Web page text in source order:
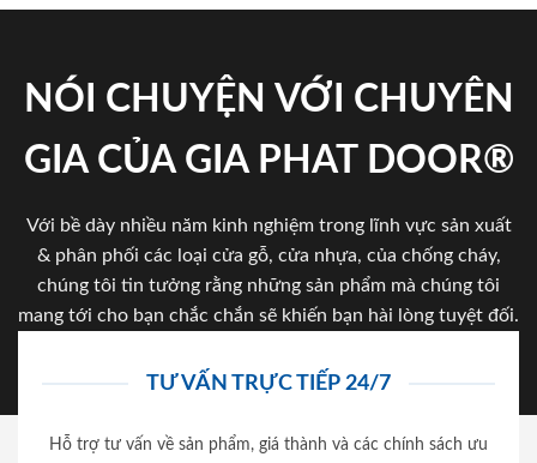
NÓI CHUYỆN VỚI CHUYÊN
GIA CỦA GIA PHAT DOOR®
Với bề dày nhiều năm kinh nghiệm trong lĩnh vực sản xuất
& phân phối các loại cửa gỗ, cửa nhựa, của chống cháy,
chúng tôi tin tưởng rằng những sản phẩm mà chúng tôi
mang tới cho bạn chắc chắn sẽ khiến bạn hài lòng tuyệt đối.
TƯ VẤN TRỰC TIẾP 24/7
Hỗ trợ tư vấn về sản phẩm, giá thành và các chính sách ưu